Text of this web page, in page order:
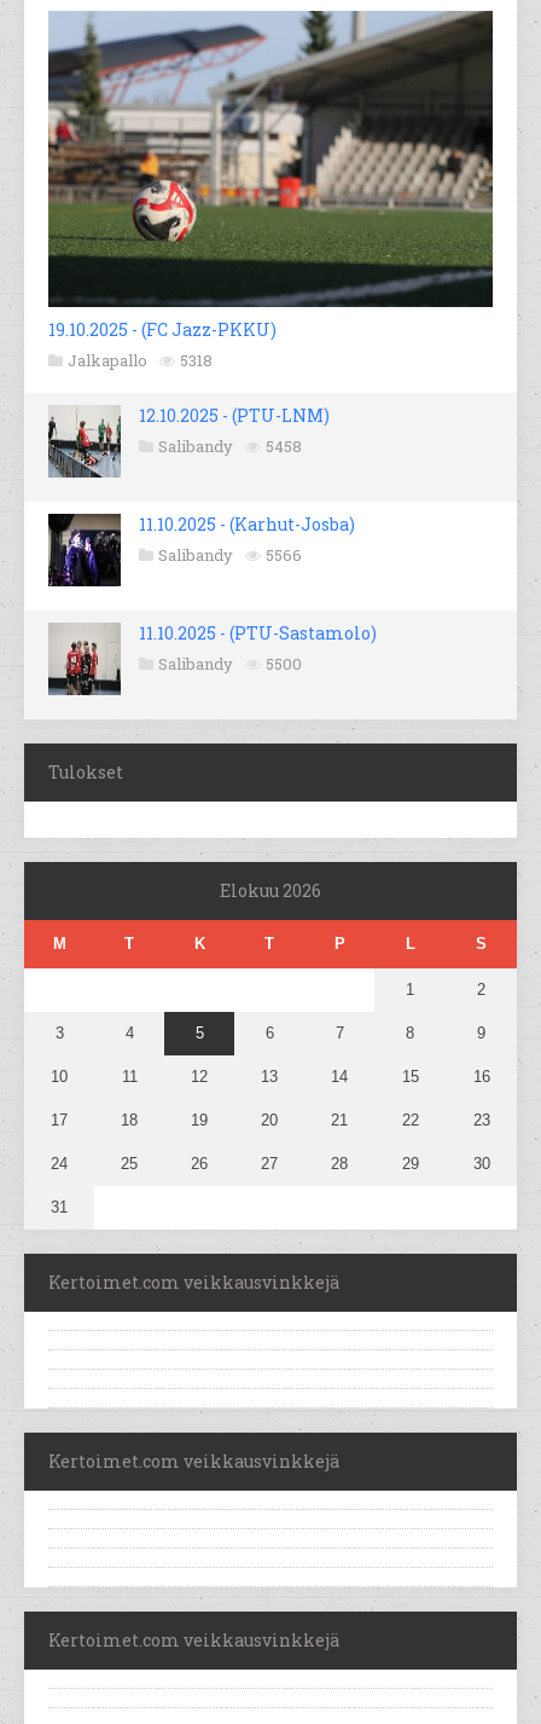
19.10.2025 - (FC Jazz-PKKU)
Jalkapallo 5318
12.10.2025 - (PTU-LNM)
Salibandy 5458
11.10.2025 - (Karhut-Josba)
Salibandy 5566
11.10.2025 - (PTU-Sastamolo)
Salibandy 5500
Tulokset
Elokuu 2026
M T K T P L S
1 2
3 4 5 6 7 8 9
10 11 12 13 14 15 16
17 18 19 20 21 22 23
24 25 26 27 28 29 30
31
Kertoimet.com veikkausvinkkejä
Kertoimet.com veikkausvinkkejä
Kertoimet.com veikkausvinkkejä